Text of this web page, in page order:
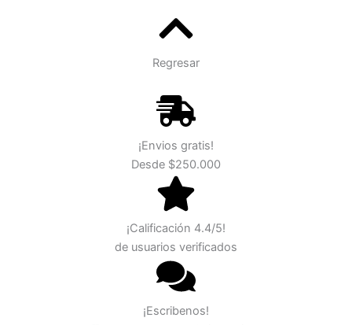
Regresar
¡Envios gratis!
Desde $250.000
¡Calificación 4.4/5!
de usuarios verificados
¡Escribenos!